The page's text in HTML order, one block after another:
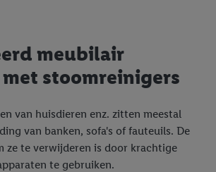
meubilair
stoomreinigers
van huisdieren enz. zitten meestal
van banken, sofa's of fauteuils. De
ze te verwijderen is door krachtige
te gebruiken.